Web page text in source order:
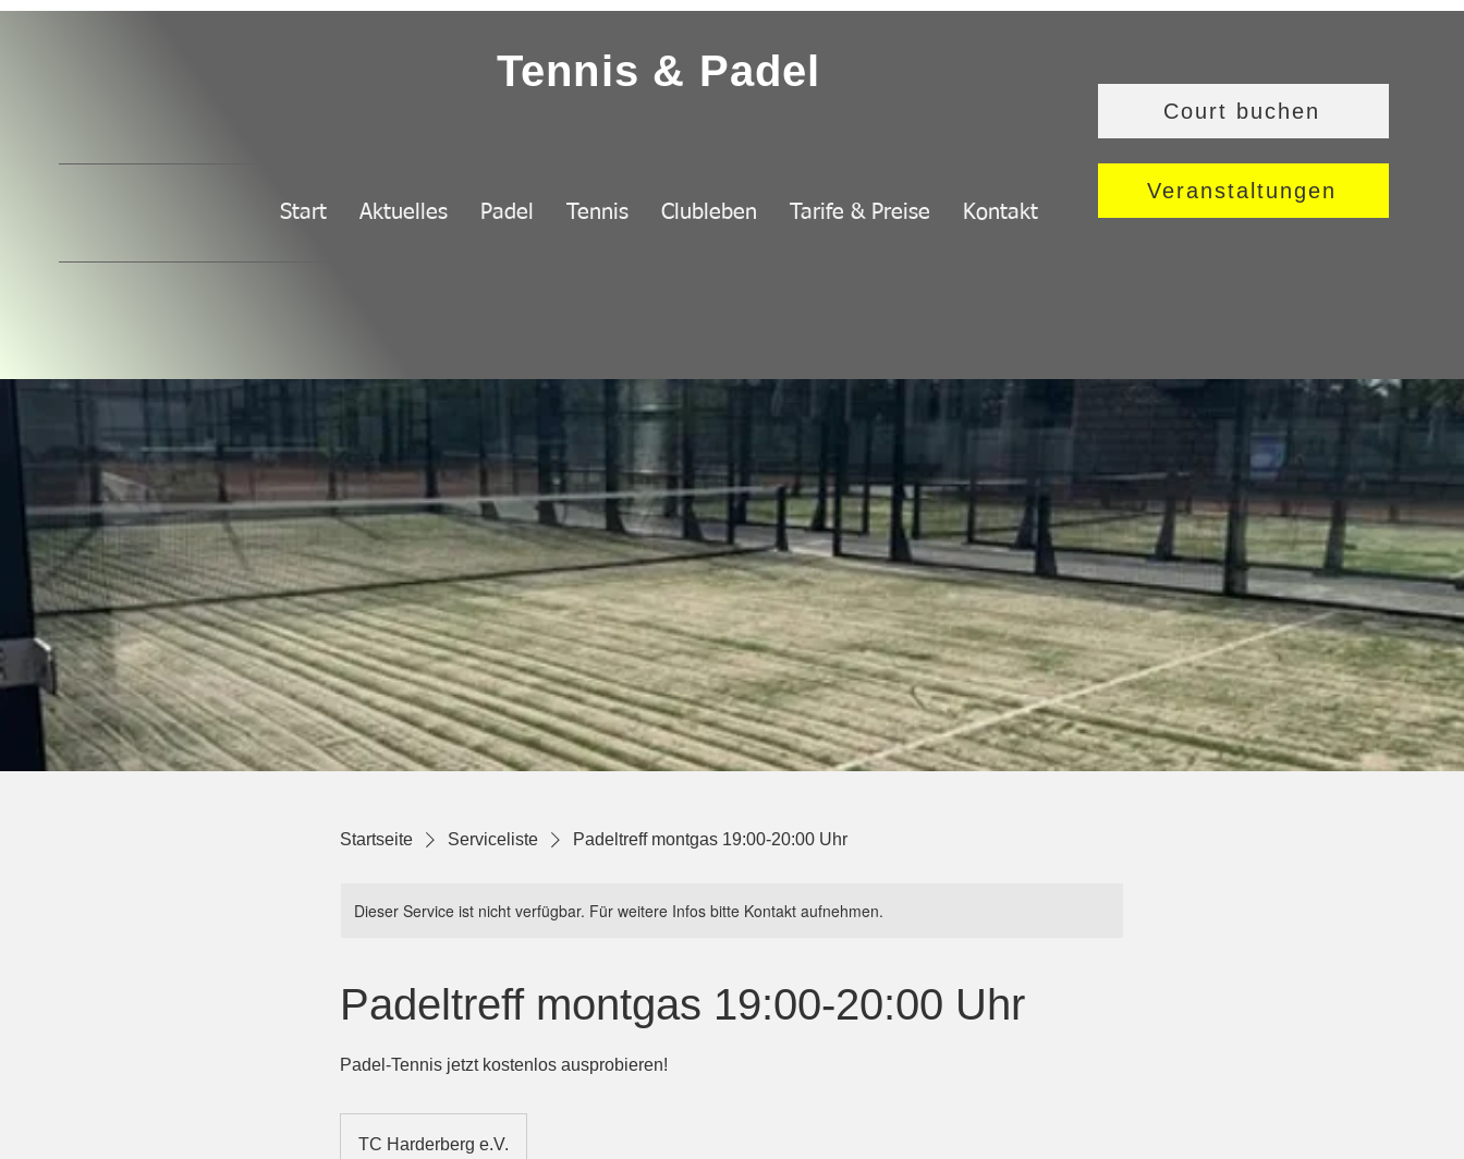
Tennis & Padel
Start Aktuelles Padel Tennis Clubleben Tarife & Preise Kontakt
Court buchen
Veranstaltungen
Startseite Serviceliste Padeltreff montgas 19:00-20:00 Uhr
Dieser Service ist nicht verfügbar. Für weitere Infos bitte Kontakt aufnehmen.
Padeltreff montgas 19:00-20:00 Uhr
Padel-Tennis jetzt kostenlos ausprobieren!
TC Harderberg e.V.